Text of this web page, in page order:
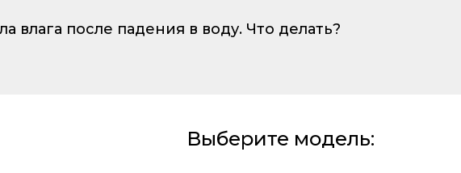
влага после падения в воду. Что делать?
Выберите модель: